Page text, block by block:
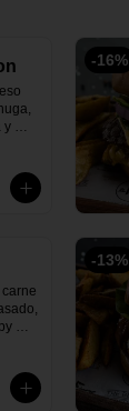
y
-16%
-13%